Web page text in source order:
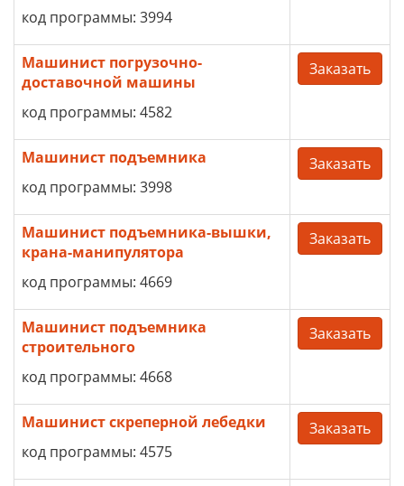
код программы: 3994
Машинист погрузочно-
доставочной машины
код программы: 4582
Заказать
Машинист подъемника
код программы: 3998
Заказать
Машинист подъемника-вышки,
крана-манипулятора
код программы: 4669
Заказать
Машинист подъемника
строительного
код программы: 4668
Заказать
Машинист скреперной лебедки
код программы: 4575
Заказать